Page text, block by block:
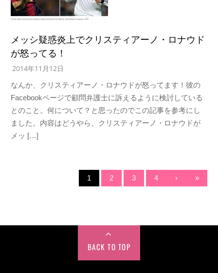
メッシ疑惑炎上でクリスティアーノ・ロナウド
が怒ってる！
2014年11月12日
なんか、クリスティアーノ・ロナウドが怒ってます！彼の
Facebookページで顧問弁護士に訴えるように検討している
とのこと。何について？と思ったのでこの記事を参考にし
ました。内容はどうやら、クリスティアーノ・ロナウドが
メッ […]
1 2 3 4 › »
BACK TO TOP